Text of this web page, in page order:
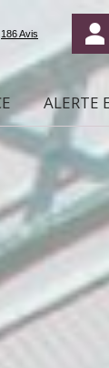
locative